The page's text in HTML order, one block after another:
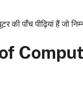
की पाँच पीढ़ियां हैं जो